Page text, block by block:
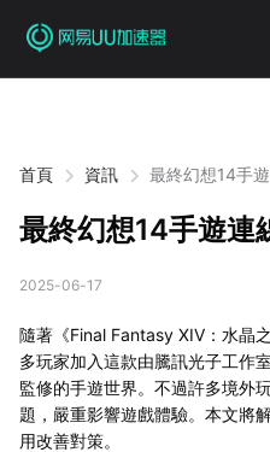
首頁 資訊 最終幻想14手
最終幻想14手遊連
2025-06-17
隨著《Final Fantasy XIV：水晶
多玩家加入這款由騰訊光子工作
監修的手遊世界。不過許多境外
題，嚴重影響遊戲體驗。本文將
用改善對策。